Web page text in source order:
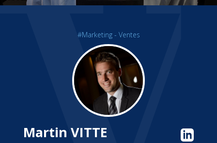
#Marketing - Ventes
Martin VITTE